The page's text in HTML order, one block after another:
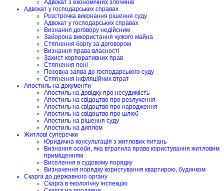
Адвокат з економічних злочинів
Адвокат у господарських справах
Розстрочка виконання рішення суду
Адвокат у господарських справах
Визнання договору недійсним
Заборона використання чужого майна
Стягнення боргу за договором
Визнання права власності
Захист корпоративних прав
Стягнення пені
Позовна заява до господарського суду
Стягнення інфляційних втрат
Апостиль на документи
Апостиль на довідку про несудимість
Апостиль на свідоцтво про розлучення
Апостиль на свідоцтво про народження
Апостиль на свідоцтво про шлюб
Апостиль на рішення суду
Апостиль на диплом
Житлові суперечки
Юридична консультація з житлових питань
Визнання особи, яка втратила право користування житловим
приміщенням
Виселення в судовому порядку
Визначення порядку користування квартирою, будинком
Скарга до державного органу
Скарга в екологічну інспекцію